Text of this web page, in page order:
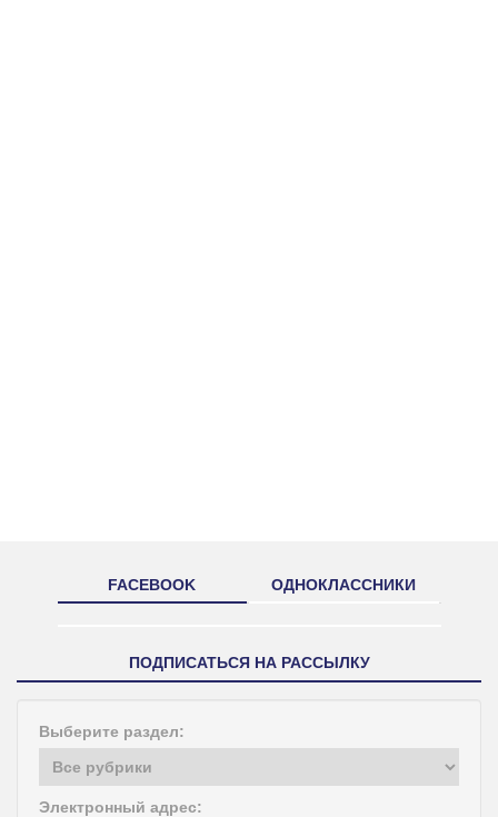
FACEBOOK ОДНОКЛАССНИКИ
ПОДПИСАТЬСЯ НА РАССЫЛКУ
Выберите раздел:
Электронный адрес: